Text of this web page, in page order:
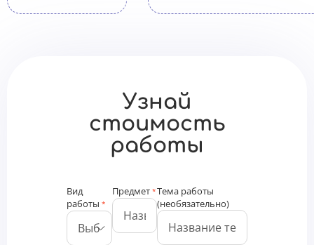
Узнай
стоимость
работы
Вид
работы *
Предмет *Тема работы
(необязательно)